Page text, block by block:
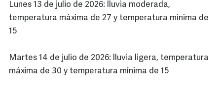
Lunes 13 de julio de 2026: lluvia moderada,
temperatura máxima de 27 y temperatura mínima de
15
Martes 14 de julio de 2026: lluvia ligera, temperatura
máxima de 30 y temperatura mínima de 15